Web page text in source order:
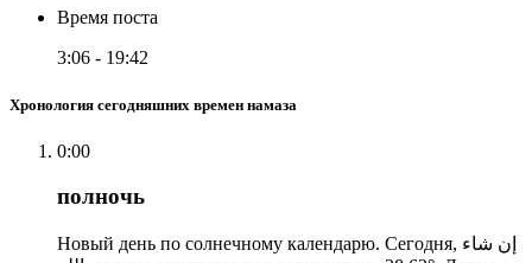
Время поста
3:06 - 19:42
Хронология сегодняшних времен намаза
0:00
полночь
Новый день по солнечному календарю. Сегодня, إن شاء